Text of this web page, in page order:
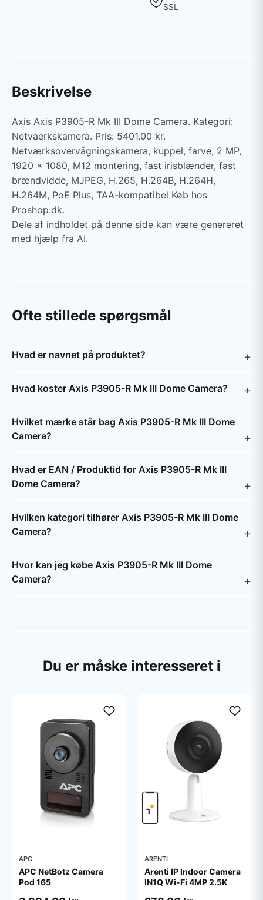
SSL
Beskrivelse
Axis Axis P3905-R Mk III Dome Camera. Kategori:
Netvaerkskamera. Pris: 5401.00 kr.
Netværksovervågningskamera, kuppel, farve, 2 MP,
1920 x 1080, M12 montering, fast irisblænder, fast
brændvidde, MJPEG, H.265, H.264B, H.264H,
H.264M, PoE Plus, TAA-kompatibel Køb hos
Proshop.dk.
Dele af indholdet på denne side kan være genereret
med hjælp fra AI.
Ofte stillede spørgsmål
Hvad er navnet på produktet?
Hvad koster Axis P3905-R Mk III Dome Camera?
Hvilket mærke står bag Axis P3905-R Mk III Dome
Camera?
Hvad er EAN / Produktid for Axis P3905-R Mk III
Dome Camera?
Hvilken kategori tilhører Axis P3905-R Mk III Dome
Camera?
Hvor kan jeg købe Axis P3905-R Mk III Dome
Camera?
Du er måske interesseret i
APC
APC NetBotz Camera
Pod 165
ARENTI
Arenti IP Indoor Camera
IN1Q Wi-Fi 4MP 2.5K